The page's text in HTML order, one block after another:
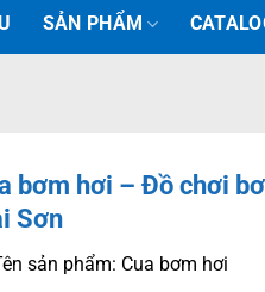
SẢN PHẨM
bơm hơi – Đồ chơi
Sơn
sản phẩm: Cua bơm hơi